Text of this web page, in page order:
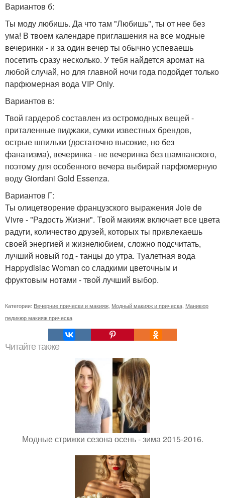
Вариантов б:
Ты моду любишь. Да что там "Любишь", ты от нее без
ума! В твоем календаре приглашения на все модные
вечеринки - и за один вечер ты обычно успеваешь
посетить сразу несколько. У тебя найдется аромат на
любой случай, но для главной ночи года подойдет только
парфюмерная вода VIP Only.
Вариантов в:
Твой гардероб составлен из остромодных вещей -
приталенные пиджаки, сумки известных брендов,
острые шпильки (достаточно высокие, но без
фанатизма), вечеринка - не вечеринка без шампанского,
поэтому для особенного вечера выбирай парфюмерную
воду Giordani Gold Essenza.
Вариантов Г:
Ты олицетворение французского выражения Joie de
Vivre - "Радость Жизни". Твой макияж включает все цвета
радуги, количество друзей, которых ты привлекаешь
своей энергией и жизнелюбием, сложно подсчитать,
лучший новый год - танцы до утра. Туалетная вода
Happydisiac Woman cо сладкими цветочным и
фруктовым нотами - твой лучший выбор.
Категории: Вечерние прически и макияж, Модный макияж и прическа, Маникюр
педикюр макияж прическа
Читайте также
Модные стрижки сезона осень - зима 2015-2016.